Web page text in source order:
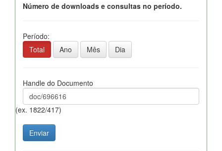
Número de downloads e consultas no período.
Período:
Total
Ano Mês Dia
Handle do Documento
(ex. 1822/417)